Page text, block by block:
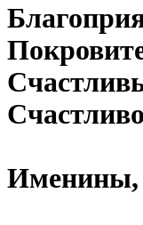
Именины,